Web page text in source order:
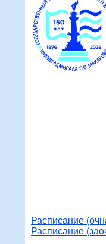
Расписание
Расписание